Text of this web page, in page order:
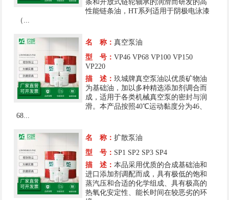
条和开放式链轮轴承的润滑而研发的高
性能链条油，HT系列适用于阴极电泳漆
（...
名 称：真空泵油
型 号：VP46 VP68 VP100 VP150
VP220
描 述：玖城牌真空泵油以优质矿物油
为基础油，加以多种精选添加剂调合而
成，适用于各类机械真空泵的密封与润
滑。本产品按照40℃运动黏度分为46、
68...
名 称：扩散泵油
型 号： SP1 SP2 SP3 SP4
描 述：本品采用优质的合成基础油和
进口添加剂调配而成，具有极低的饱和
蒸汽压和合适的化学组成、具有极高的
热氧化安定性、能长时间在较恶劣的环